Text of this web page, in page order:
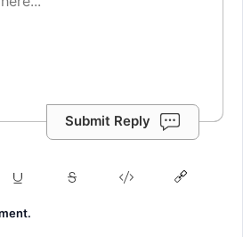
Submit Reply